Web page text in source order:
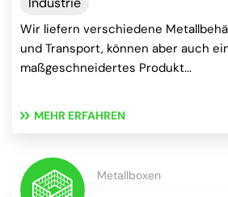
Wir liefern verschiedene
und Transport, können aber auch
maßgeschneidertes Produkt...
MEHR ERFAHREN
Metallboxen